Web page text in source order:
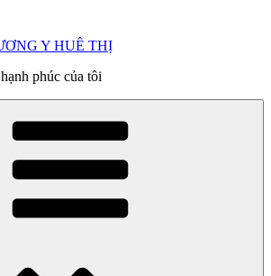
Y HUÊ THỊ
phúc của tôi